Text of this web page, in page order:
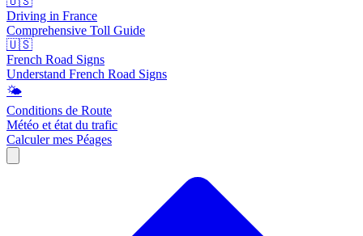
Driving in France
Comprehensive Toll Guide
🇺🇸
French Road Signs
Understand French Road Signs
🌤️
Conditions de Route
Météo et état du trafic
Calculer mes Péages